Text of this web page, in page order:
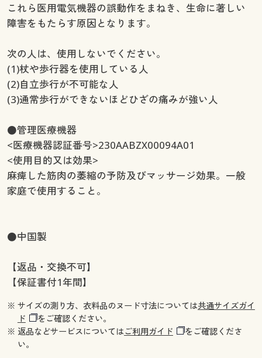
これら医用電気機器の誤動作をまねき、生命に著しい
障害をもたらす原因となります。
次の人は、使用しないでください。
(1)杖や歩行器を使用している人
(2)自立歩行が不可能な人
(3)通常歩行ができないほどひざの痛みが強い人
●管理医療機器
<医療機器認証番号>230AABZX00094A01
<使用目的又は効果>
麻痺した筋肉の萎縮の予防及びマッサージ効果。一般
家庭で使用すること。
●中国製
【返品・交換不可】
【保証書付1年間】
※ サイズの測り方、衣料品のヌード寸法については共通サイズガイ
ド
をご確認ください。
※ 返品などサービスについてはご利用ガイド
をご確認くださ
い。